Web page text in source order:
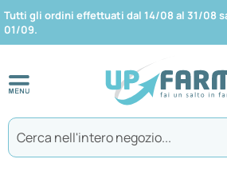
Tutti gli ordini effettuati dal 14/08 al 31/08
01/09.
GUNA SPA